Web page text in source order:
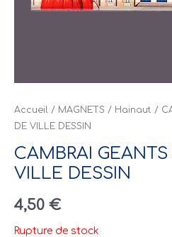
Accueil / MAGNETS / Hainaut /
DE VILLE DESSIN
CAMBRAI
VILLE DESSIN
4,50 €
Rupture de stock